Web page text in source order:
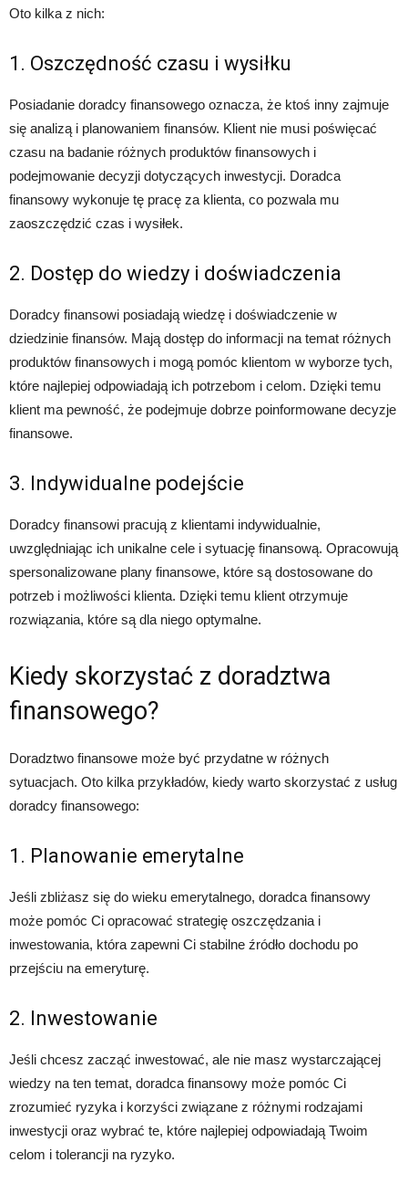
Oto kilka z nich:
1. Oszczędność czasu i wysiłku
Posiadanie doradcy finansowego oznacza, że ​​ktoś inny zajmuje
się analizą i planowaniem finansów. Klient nie musi poświęcać
czasu na badanie różnych produktów finansowych i
podejmowanie decyzji dotyczących inwestycji. Doradca
finansowy wykonuje tę pracę za klienta, co pozwala mu
zaoszczędzić czas i wysiłek.
2. Dostęp do wiedzy i doświadczenia
Doradcy finansowi posiadają wiedzę i doświadczenie w
dziedzinie finansów. Mają dostęp do informacji na temat różnych
produktów finansowych i mogą pomóc klientom w wyborze tych,
które najlepiej odpowiadają ich potrzebom i celom. Dzięki temu
klient ma pewność, że podejmuje dobrze poinformowane decyzje
finansowe.
3. Indywidualne podejście
Doradcy finansowi pracują z klientami indywidualnie,
uwzględniając ich unikalne cele i sytuację finansową. Opracowują
spersonalizowane plany finansowe, które są dostosowane do
potrzeb i możliwości klienta. Dzięki temu klient otrzymuje
rozwiązania, które są dla niego optymalne.
Kiedy skorzystać z doradztwa
finansowego?
Doradztwo finansowe może być przydatne w różnych
sytuacjach. Oto kilka przykładów, kiedy warto skorzystać z usług
doradcy finansowego:
1. Planowanie emerytalne
Jeśli zbliżasz się do wieku emerytalnego, doradca finansowy
może pomóc Ci opracować strategię oszczędzania i
inwestowania, która zapewni Ci stabilne źródło dochodu po
przejściu na emeryturę.
2. Inwestowanie
Jeśli chcesz zacząć inwestować, ale nie masz wystarczającej
wiedzy na ten temat, doradca finansowy może pomóc Ci
zrozumieć ryzyka i korzyści związane z różnymi rodzajami
inwestycji oraz wybrać te, które najlepiej odpowiadają Twoim
celom i tolerancji na ryzyko.